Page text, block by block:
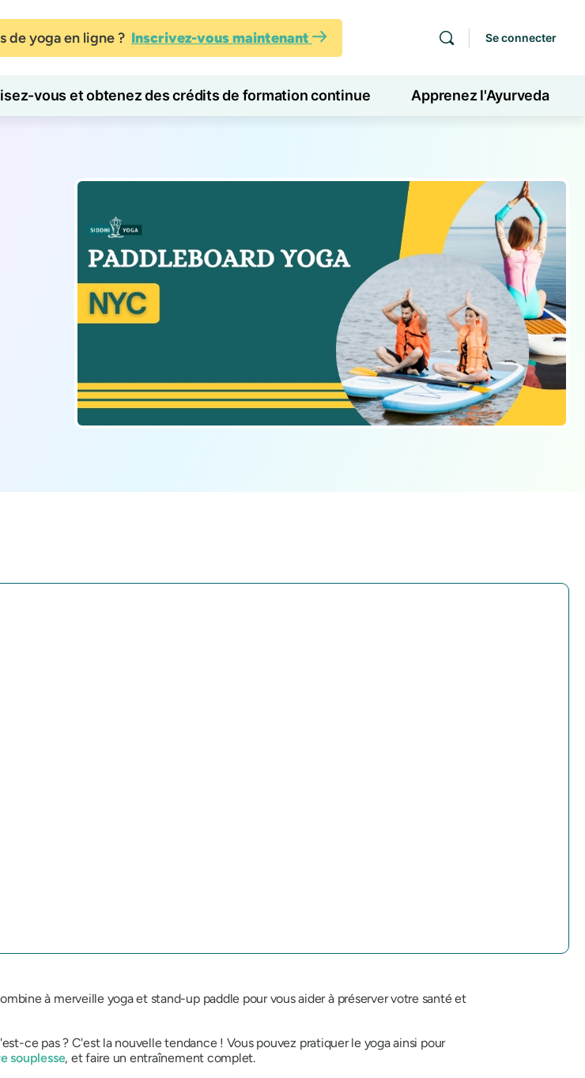
de yoga en ligne ? Inscrivez-vous maintenant Se connecter
vous et obtenez des crédits de formation continue Apprenez l'Ayurveda
à merveille yoga et stand-up paddle pour vous aider à préserver votre santé et
ce pas ? C'est la nouvelle tendance ! Vous pouvez pratiquer le yoga ainsi pour
souplesse, et faire un entraînement complet.